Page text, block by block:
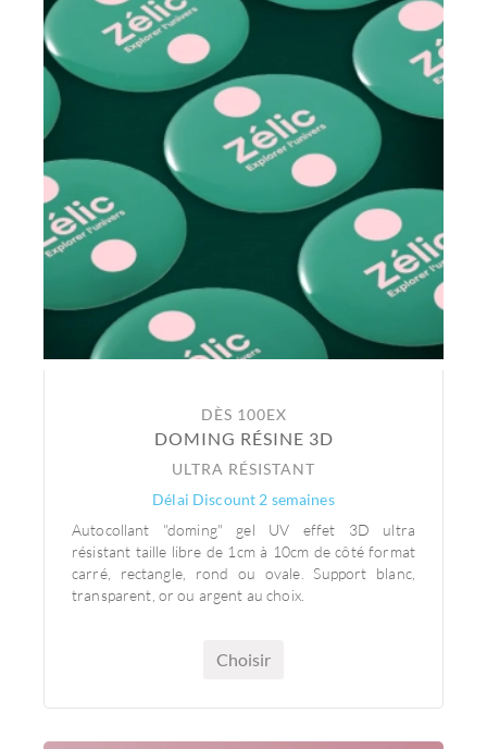
DÈS 100EX
DOMING RÉSINE 3D
ULTRA RÉSISTANT
Délai Discount 2 semaines
Autocollant "doming" gel UV effet 3D ultra
résistant taille libre de 1cm à 10cm de côté format
carré, rectangle, rond ou ovale. Support blanc,
transparent, or ou argent au choix.
Choisir